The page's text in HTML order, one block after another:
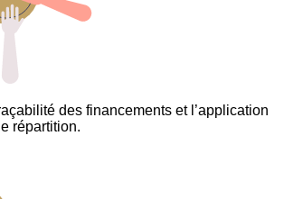
des financements et l’application
répartition.